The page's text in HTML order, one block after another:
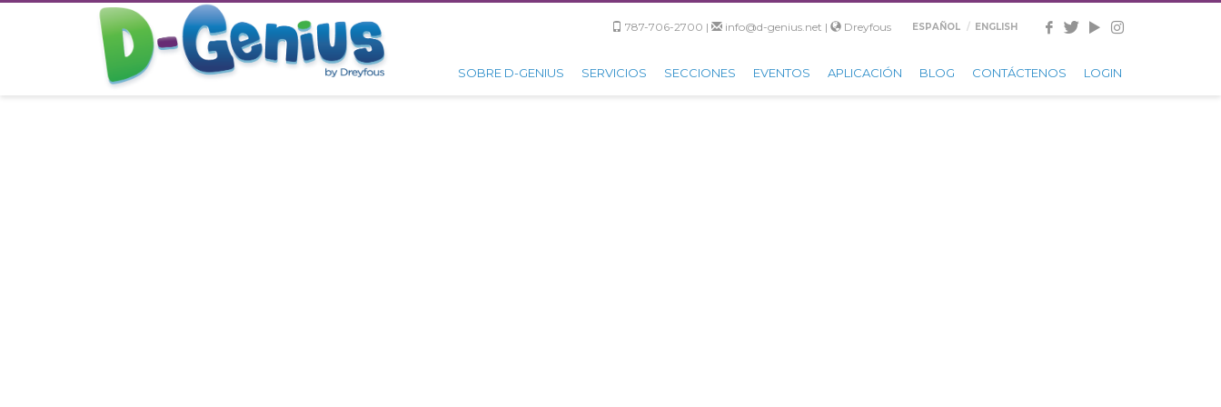
787-706-2700 | info@d-genius.net | Dreyfous ESPAÑOL ENGLISH
SOBRE D-GENIUS SERVICIOS SECCIONES EVENTOS APLICACIÓN BLOG CONTÁCTENOS LOGIN